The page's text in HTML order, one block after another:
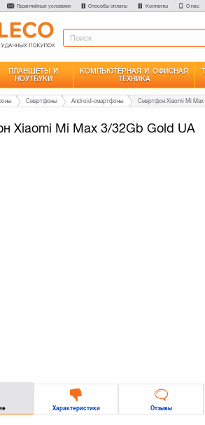
Гарантийные условияи Способы оплаты Контакты О нас
ПЛАНШЕТЫ И
НОУТБУКИ
КОМПЬЮТЕРНАЯ И ОФИСНАЯ
ТЕХНИКА
Смартфоны Android-смартфоны Смартфон Xiaomi Mi Max
Xiaomi Mi Max 3/32Gb Gold UA
Характеристики Отзывы